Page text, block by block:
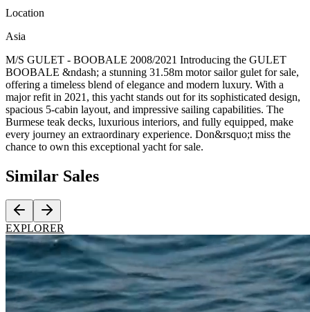
Location
Asia
M/S GULET - BOOBALE 2008/2021 Introducing the GULET
BOOBALE &ndash; a stunning 31.58m motor sailor gulet for sale,
offering a timeless blend of elegance and modern luxury. With a
major refit in 2021, this yacht stands out for its sophisticated design,
spacious 5-cabin layout, and impressive sailing capabilities. The
Burmese teak decks, luxurious interiors, and fully equipped, make
every journey an extraordinary experience. Don&rsquo;t miss the
chance to own this exceptional yacht for sale.
Similar Sales
EXPLORER